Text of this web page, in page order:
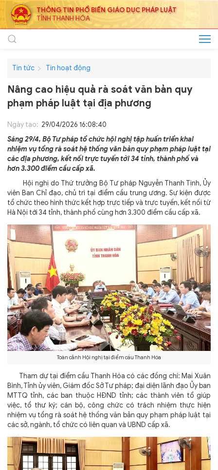
THÔNG TIN PHỔ BIẾN GIÁO DỤC PHÁP LUẬT
TỈNH THANH HÓA
Tin tức Tin hoạt động
Nâng cao hiệu quả rà soát văn bản quy
phạm pháp luật tại địa phương
Ngày tạo: 29/04/2026 16:08:40
Sáng 29/4, Bộ Tư pháp tổ chức hội nghị tập huấn triển khai
nhiệm vụ tổng rà soát hệ thống văn bản quy phạm pháp luật tại
các địa phương, kết nối trực tuyến tới 34 tỉnh, thành phố và
hơn 3.300 điểm cầu cấp xã.
Hội nghị do Thứ trưởng Bộ Tư pháp Nguyễn Thanh Tịnh, Ủy
viên Ban Chỉ đạo, chủ trì tại điểm cầu trung ương. Sự kiện được
tổ chức theo hình thức kết hợp trực tiếp và trực tuyến, kết nối từ
Hà Nội tới 34 tỉnh, thành phố cùng hơn 3.300 điểm cầu cấp xã.
Toàn cảnh Hội nghị tại điểm cầu Thanh Hóa
Tham dự tại điểm cầu Thanh Hóa có các đồng chí: Mai Xuân
Bình, Tỉnh ủy viên, Giám đốc Sở Tư pháp; đại diện lãnh đạo Ủy ban
MTTQ tỉnh, các ban thuộc HĐND tỉnh; các thành viên tổ giúp
việc, tổ thư ký; cán bộ, công chức có trách nhiệm thực hiện
nhiệm vụ tổng rà soát hệ thống văn bản quy phạm pháp luật tại
các sở, ngành, tổ chức có liên quan và UBND cấp xã.